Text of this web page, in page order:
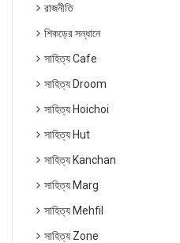
রাজনীতি
শিকড়ের সন্ধানে
সাহিত্য Cafe
সাহিত্য Droom
সাহিত্য Hoichoi
সাহিত্য Hut
সাহিত্য Kanchan
সাহিত্য Marg
সাহিত্য Mehfil
সাহিত্য Zone